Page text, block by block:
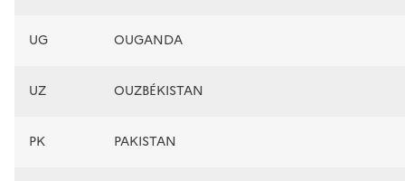
UG OUGANDA
UZ OUZBÉKISTAN
PK PAKISTAN